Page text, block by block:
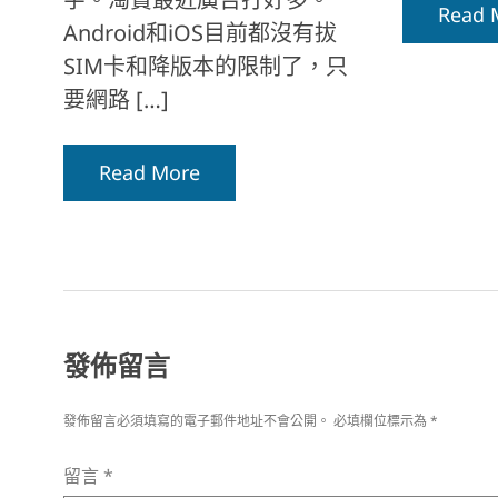
Android和iOS目前都沒有拔
SIM卡和降版本的限制了，只
要網路 […]
Read More
Read
發佈留言
發佈留言必須填寫的電子郵件地址不會公開。 必填欄位標示為 *
留言*